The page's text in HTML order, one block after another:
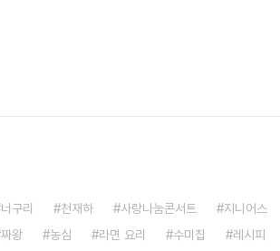
너구리 천재하 사랑나눔콘서트 지니어스
짜왕 농심 라면 요리 수미칩 레시피